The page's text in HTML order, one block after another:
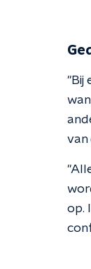
"Bij
van
op.